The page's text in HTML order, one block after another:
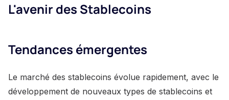
L'avenir des Stablecoins
Tendances émergentes
Le marché des stablecoins évolue rapidement, avec le
développement de nouveaux types de stablecoins et